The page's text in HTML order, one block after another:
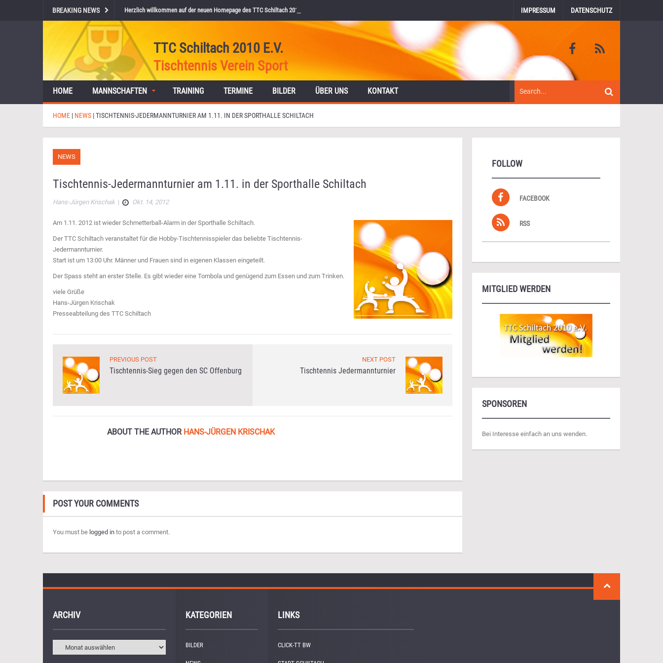
BREAKING NEWS Herzlich willkommen auf der neuen Homepage des TTC Schiltach 2010 e.V. IMPRESSUM DATENSCHUTZ
TTC Schiltach 2010 E.V.
Tischtennis Verein Sport
HOME MANNSCHAFTEN TRAINING TERMINE BILDER ÜBER UNS KONTAKT
HOME | NEWS |TISCHTENNIS-JEDERMANNTURNIER AM 1.11. IN DER SPORTHALLE SCHILTACH
NEWS
Tischtennis-Jedermannturnier am 1.11. in der Sporthalle Schiltach
Hans-Jürgen Krischak| Okt. 14, 2012
Am 1.11. 2012 ist wieder Schmetterball-Alarm in der Sporthalle Schiltach.
Der TTC Schiltach veranstaltet für die Hobby-Tischtennisspieler das beliebte Tischtennis-
Jedermannturnier.
Start ist um 13:00 Uhr. Männer und Frauen sind in eigenen Klassen eingeteilt.
Der Spass steht an erster Stelle. Es gibt wieder eine Tombola und genügend zum Essen und zum Trinken.
viele Grüße
Hans-Jürgen Krischak
Presseabteilung des TTC Schiltach
PREVIOUS POST
Tischtennis-Sieg gegen den SC Offenburg
NEXT POST
Tischtennis Jedermannturnier
ABOUT THE AUTHOR HANS-JÜRGEN KRISCHAK
POST YOUR COMMENTS
You must be logged in to post a comment.
FOLLOW
FACEBOOK
RSS
MITGLIED WERDEN
SPONSOREN
Bei Interesse einfach an uns wenden.
ARCHIV KATEGORIEN
BILDER
LINKS
CLICK-TT BW